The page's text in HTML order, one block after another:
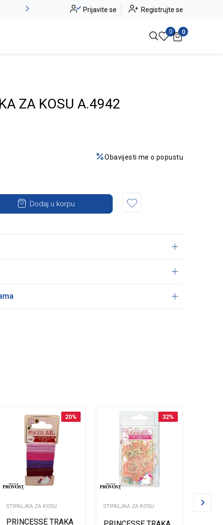
Novo u ponudi - Jadea Pogledaj više
Prijavite se Registrujte se
0 0
ZA KOSU A.4942
Obavijesti me o popustu
Dodaj u korpu
20%
STIPALJKA ZA KOSU
PRINCESSE TRAKA
32%
STIPALJKA ZA KOSU